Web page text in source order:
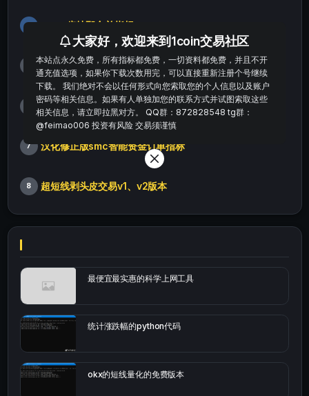
4 smc+肯特那合并指标
自动支撑阻力+进场提示
【视频教程】熊猫玩币K线后的秘密（全集）
7 汉化修正版smc智能资金订单指标
8 超短线剥头皮交易v1、v2版本
最便宜最实惠的科学上网工具
统计涨跌幅的python代码
okx的短线量化的免费版本
大家好，欢迎来到1coin交易社区
本站点永久免费，所有指标都免费，一切资料都免费，并且不开
通充值选项，如果你下载次数用完，可以直接重新注册个号继续
下载。 我们绝对不会以任何形式向您索取您的个人信息以及账户
密码等相关信息。如果有人单独加您的联系方式并试图索取这些
相关信息，请立即拉黑对方。 QQ群：872828548 tg群：
@feimao006 投资有风险 交易须谨慎